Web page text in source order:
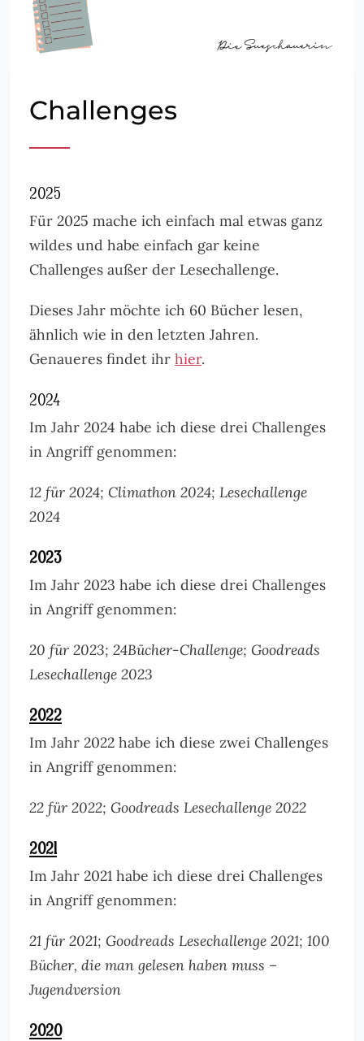
Challenges
2025
Für 2025 mache ich einfach mal etwas ganz
wildes und habe einfach gar keine
Challenges außer der Lesechallenge.
Dieses Jahr möchte ich 60 Bücher lesen,
ähnlich wie in den letzten Jahren.
Genaueres findet ihr hier.
2024
Im Jahr 2024 habe ich diese drei Challenges
in Angriff genommen:
12 für 2024; Climathon 2024; Lesechallenge
2024
2023
Im Jahr 2023 habe ich diese drei Challenges
in Angriff genommen:
20 für 2023; 24Bücher-Challenge; Goodreads
Lesechallenge 2023
2022
Im Jahr 2022 habe ich diese zwei Challenges
in Angriff genommen:
22 für 2022; Goodreads Lesechallenge 2022
2021
Im Jahr 2021 habe ich diese drei Challenges
in Angriff genommen:
21 für 2021; Goodreads Lesechallenge 2021; 100
Bücher, die man gelesen haben muss –
Jugendversion
2020